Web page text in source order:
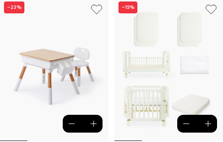
–23% –15%